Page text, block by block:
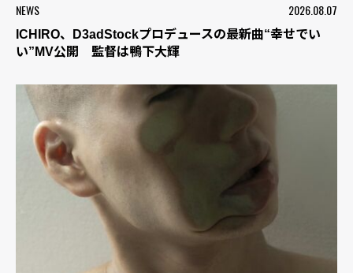
NEWS 2026.08.07
ICHIRO、D3adStockプロデュースの最新曲“幸せでい
い”MV公開 監督は鴨下大輝